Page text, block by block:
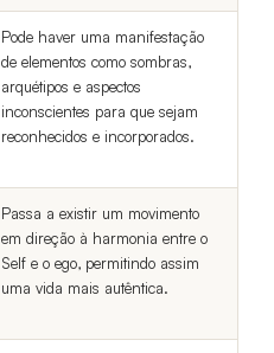
Pode haver uma manifestação
de elementos como sombras,
arquétipos e aspectos
inconscientes para que sejam
reconhecidos e incorporados.
Passa a existir um movimento
em direção à harmonia entre o
Self e o ego, permitindo assim
uma vida mais autêntica.